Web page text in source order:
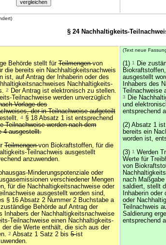
§ 24 Nachhaltigkeits-
Behörde stellt für Teilmengenvon
die bereits ein Nachhaltigkeitsnachweis
ist, auf Antrag der Inhaberin oder des
Nachhaltigkeits-
2 Der Antrag ist elektronisch zu stellen.
Teilnachweise werden unverzüglich
Vorlage des
der in Teilnachweise aufgeteilt
4 § 18 Absatz 1 ist entsprechend
Teilnachweise werden nach dem
4 ausgestellt.
Teilmengenvon Biokraftstoffen, für die
Teilnachweis ausgestellt
anzuwenden.
Minderungspotenziale oder
verschiedener Mengen
für die Nachhaltigkeitsnachweise oder
ausgestellt worden sind,
§ 16 Absatz 2 Nummer 2 Buchstabe a
Behörde auf Antrag der
Inhabers der Nachhaltigkeitsnachweise
Teilnachweise einen Nachhaltigkeits-
der die Werte enthält, die sich aus der
2 Absatz 1 Satz 2 bis 5ist
(Text neue
(1) 1 Die
ausgestellt
Inhabers des
Teilnachweise
3
Die
und
entsprechend
(2) Absatz 1
bereits ein
worden ist,
(3) 1 Werden
Werte für
von
nach
saldiert, stellt
Inhaberin
oder
Teilnachweis
Saldierung
entsprechend